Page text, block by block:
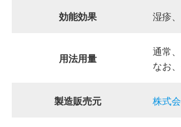
効能効果 湿疹
用法用量
通常
なお
製造販売元 株式